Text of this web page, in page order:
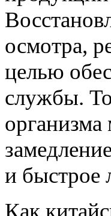
осмотра,
целью
службы.
организма
и быстрое